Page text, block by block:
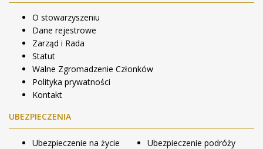
O stowarzyszeniu
Dane rejestrowe
Zarząd i Rada
Statut
Walne Zgromadzenie Członków
Polityka prywatności
Kontakt
UBEZPIECZENIA
Ubezpieczenie na życie
Ubezpieczenie podróży